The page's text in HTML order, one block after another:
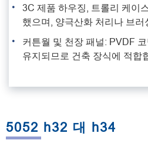
3C 제품 하우징, 트롤리 케이
했으며, 양극산화 처리나 브러
커튼월 및 천장 패널: PVDF
유지되므로 건축 장식에 적합
5052 h32 대 h34